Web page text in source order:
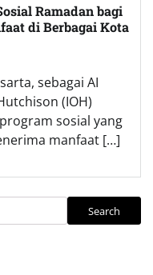
Ramadan bagi
di Berbagai Kota
sebagai AI
(IOH)
sosial yang
manfaat […]
Search